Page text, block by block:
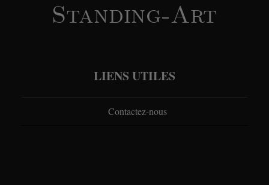
Standing-Art
LIENS UTILES
Contactez-nous